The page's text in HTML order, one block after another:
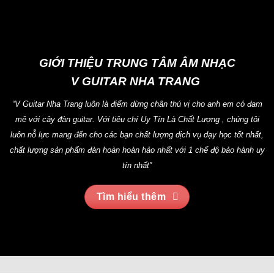
GIỚI THIỆU TRUNG TÂM ÂM NHẠC
V GUITAR NHA TRANG
“V Guitar Nha Trang luôn là điểm dừng chân thú vị cho anh em có đam
mê với cây đàn guitar. Với tiêu chí Uy Tín Là Chất Lượng , chúng tôi
luôn nỗ lực mang đến cho các bạn chất lượng dịch vụ dạy học tốt nhất,
chất lượng sản phẩm đàn hoàn hoàn hảo nhất với 1 chế độ bảo hành uy
tín nhất”
Tìm hiểu thêm